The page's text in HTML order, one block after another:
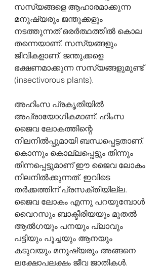
സസ്യങ്ങളെ ആഹാരമാക്കുന്ന
മനുഷ്യരും ജന്തുക്കളും
നടത്തുന്നത് ഒരർത്ഥത്തിൽ കൊല
തന്നെയാണ്. സസ്യങ്ങളും
ജീവികളാണ്. ജന്തുക്കളെ
ഭക്ഷണമാക്കുന്ന സസ്യങ്ങളുമുണ്ട്
(insectivorous plants).
അഹിംസ പ്രകൃതിയിൽ
അപ്രായോഗികമാണ്. ഹിംസ
ജൈവ ലോകത്തിന്റെ
നിലനിൽപ്പുമായി ബന്ധപ്പെട്ടതാണ്.
കൊന്നും കൊല്ലപ്പെട്ടും തിന്നും
തിന്നപ്പെട്ടുമാണ് ഈ ജൈവ ലോകം
നിലനിൽക്കുന്നത്. ഇവിടെ
തർക്കത്തിന് പ്രസക്തിയില്ല.
ജൈവ ലോകം എന്നു പറയുമ്പോൾ
വൈറസും ബാക്ടീരിയയും മുതൽ
ആൽഗയും പനയും പ്ലാവും
പട്ടിയും പൂച്ചയും ആനയും
കടുവയും മനുഷ്യരും അങ്ങനെ
ലക്ഷോപലക്ഷം ജീവ ജാതികൾ.